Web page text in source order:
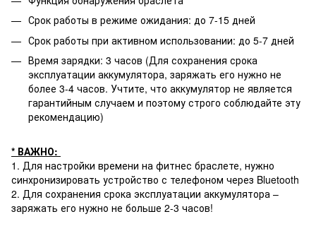
Срок работы в режиме ожидания: до 7-15 дней
Срок работы при активном использовании: до 5-7 дней
Время зарядки: 3 часов (Для сохранения срока
эксплуатации аккумулятора, заряжать его нужно не
более 3-4 часов. Учтите, что аккумулятор не является
гарантийным случаем и поэтому строго соблюдайте эту
рекомендацию)
* ВАЖНО:
1. Для настройки времени на фитнес браслете, нужно
синхронизировать устройство с телефоном через Bluetooth
2. Для сохранения срока эксплуатации аккумулятора –
заряжать его нужно не больше 2-3 часов!